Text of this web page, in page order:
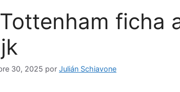
ficha
30, 2025 por Julián Schiavone